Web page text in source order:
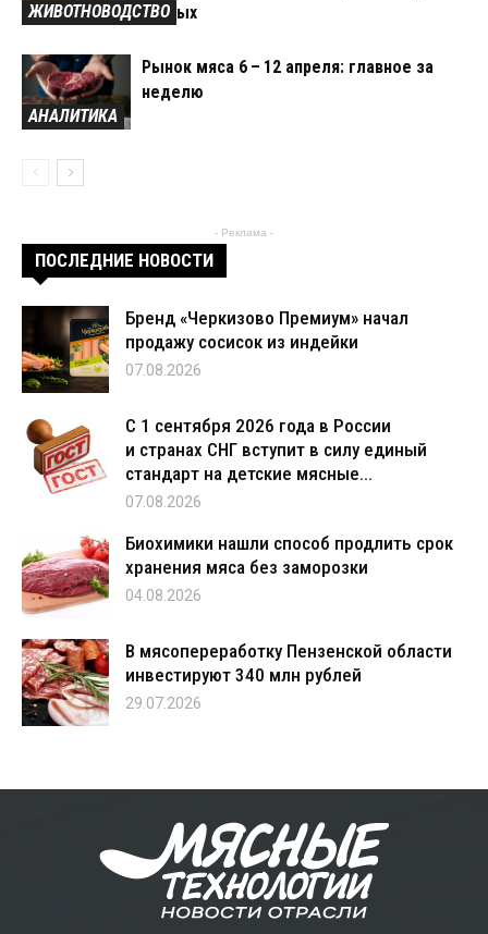
ЖИВОТНОВОДСТВОученых
АНАЛИТИКА
Рынок мяса 6 – 12 апреля: главное за
неделю
- Реклама -
ПОСЛЕДНИЕ НОВОСТИ
Бренд «Черкизово Премиум» начал
продажу сосисок из индейки
07.08.2026
С 1 сентября 2026 года в России
и странах СНГ вступит в силу единый
стандарт на детские мясные...
07.08.2026
Биохимики нашли способ продлить срок
хранения мяса без заморозки
04.08.2026
В мясопереработку Пензенской области
инвестируют 340 млн рублей
29.07.2026